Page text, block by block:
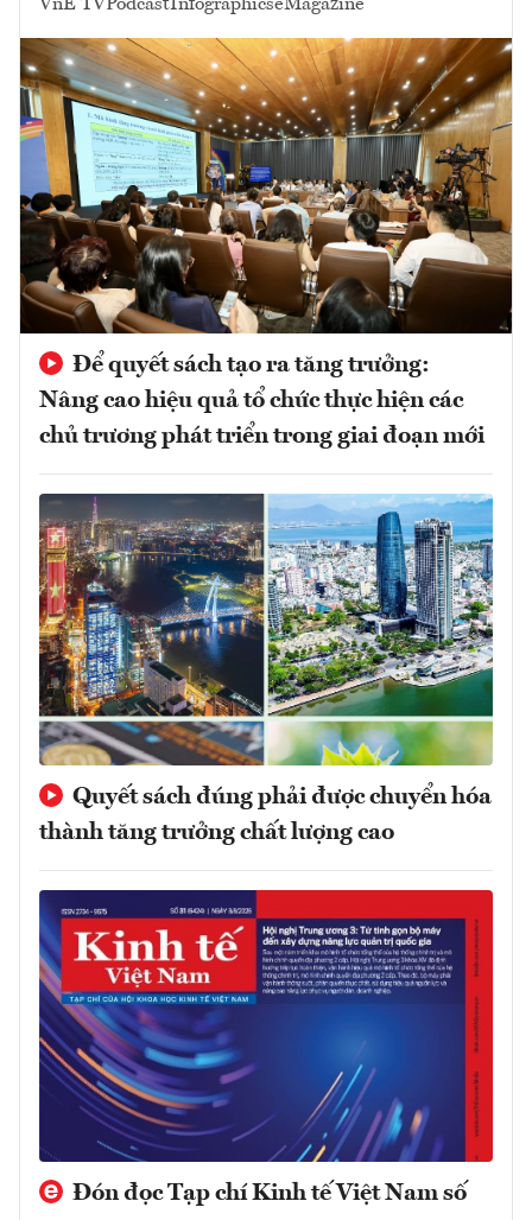
VnE TVPodcastInfographicseMagazine
Để quyết sách tạo ra tăng trưởng:
Nâng cao hiệu quả tổ chức thực hiện các
chủ trương phát triển trong giai đoạn mới
Quyết sách đúng phải được chuyển hóa
thành tăng trưởng chất lượng cao
Đón đọc Tạp chí Kinh tế Việt Nam số